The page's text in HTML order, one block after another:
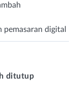
pemasaran digital
ditutup